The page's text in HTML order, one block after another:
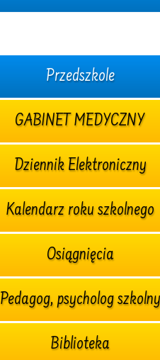
Przedszkole
GABINET MEDYCZNY
Dziennik Elektroniczny
Kalendarz roku szkolnego
Osiągnięcia
Pedagog, psycholog szkolny
Biblioteka